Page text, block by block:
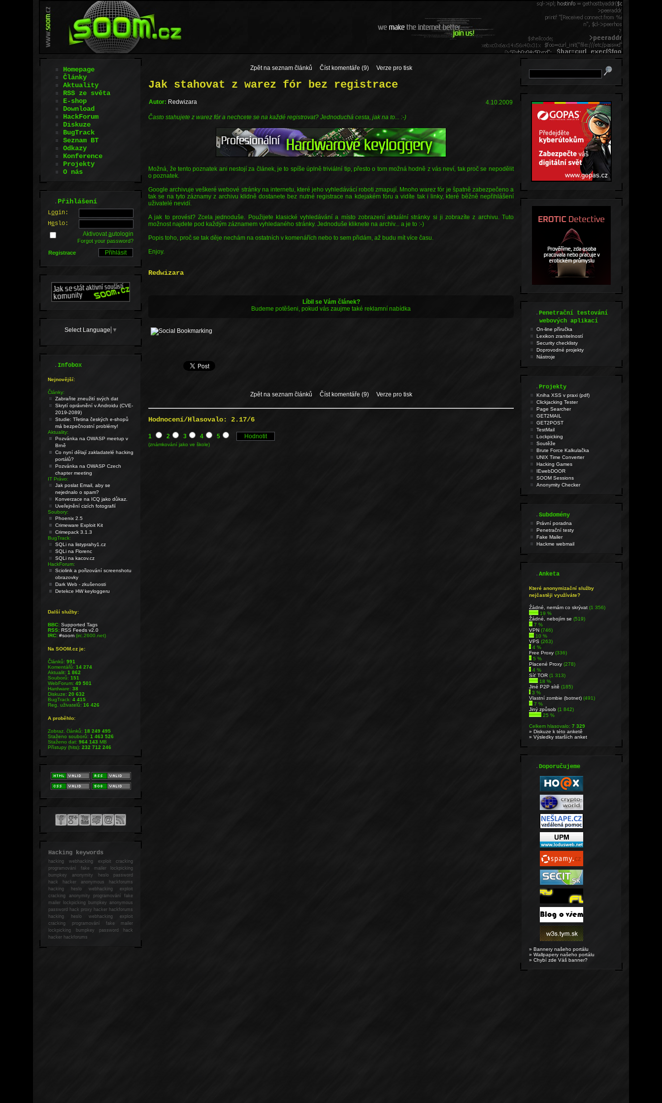
Zpět na seznam článků Číst komentáře (9) Verze pro tisk
Jak stahovat z warez fór bez registrace
Autor: Redwizara 4.10.2009
Často stahujete z warez fór a nechcete se na každé registrovat? Jednoduchá cesta, jak na to... :-)
Možná, že tento poznatek ani nestojí za článek, je to spíše úplně triviální tip, přesto o tom možná hodně z vás neví, tak proč se nepodělit
o poznatek.
Google archivuje veškeré webové stránky na internetu, které jeho vyhledávácí roboti zmapují. Mnoho warez fór je špatně zabezpečeno a
tak se na tyto záznamy z archivu klidně dostanete bez nutné registrace na kdejakém fóru a vidíte tak i linky, které běžně nepřihlášení
uživatelé nevidí.
A jak to provést? Zcela jednoduše. Použijete klasické vyhledávání a místo zobrazení aktuální stránky si ji zobrazíte z archivu. Tuto
možnost najdete pod každým záznamem vyhledaného stránky. Jednoduše kliknete na archiv... a je to :-)
Popis toho, proč se tak děje nechám na ostatních v komenářích nebo to sem přidám, až budu mít více času.
Enjoy.
Redwizara
Líbil se Vám článek?
Budeme potěšeni, pokud vás zaujme také reklamní nabídka
Zpět na seznam článků Číst komentáře (9) Verze pro tisk
Hodnocení/Hlasovalo: 2.17/6
1 2 3 4 5
(známkování jako ve škole)
Homepage
Články
Aktuality
RSS ze světa
E-shop
Download
HackForum
Diskuze
BugTrack
Seznam BT
Odkazy
Konference
Projekty
O nás
.Přihlášení
Login:
Heslo:
Aktivovatautologin
Forgot your password?
Registrace
Select Language ▼
.Infobox
Nejnovější:
Články:
Zabraňte zneužití svých dat
Skrytí oprávnění v Androidu (CVE-
2019-2089)
Studie: Třetina českých e-shopů
má bezpečnostní problémy!
Aktuality:
Pozvánka na OWASP meetup v
Brně
Co nyní dělají zakladatelé hacking
portálů?
Pozvánka na OWASP Czech
chapter meeting
IT Právo:
Jak poslat Email, aby se
nejednalo o spam?
Konverzace na ICQ jako důkaz.
Uveřejnění cizích fotografií
Soubory:
Phoenix 2.5
Crimeware Exploit Kit
Crimepack 3.1.3
BugTrack:
SQLi na listyprahy1.cz
SQLi na Florenc
SQLi na kacov.cz
HackForum:
Sciolink a pořizování screenshotu
obrazovky
Dark Web - zkušenosti
Detekce HW keyloggeru
Další služby:
BBC: Supported Tags
RSS: RSS Feeds v2.0
IRC: #soom(irc.2600.net)
Na SOOM.cz je:
Článků:991
Komentářů:14 274
Aktualit:1 862
Souborů:151
WebForum:49 501
Hardware:38
Diskuze:20 632
BugTrack:4 415
Reg. uživatelů:16 426
A proběhlo:
Zobraz. článků:18 249 495
Staženo souborů:1 463 526
Staženo dat:964 143MB
Přístupy (hits):232 712 246
Hacking keywords
hackingwebhacking exploit cracking
programování fake mailer lockpicking
bumpkey anonymity heslo password
hackhacker anonymous hackforums
hackingheslo webhacking exploit
cracking anonymity programování fake
mailer lockpicking bumpkey anonymous
password hack proxy hacker hackforums
hacking heslo webhacking exploit
cracking programování fake mailer
lockpicking bumpkey password hack
hackerhackforums
.Penetrační testování
webových aplikací
On-line příručka
Lexikon zranitelností
Security checklisty
Doprovodné projekty
Nástroje
.Projekty
Kniha XSS v praxi (pdf)
Clickjacking Tester
Page Searcher
GET2MAIL
GET2POST
TestMail
Lockpicking
Soutěže
Brute Force Kalkulačka
UNIX Time Converter
Hacking Games
IEwebDOOR
SOOM Sessions
Anonymity Checker
.Subdomény
Právní poradna
Penetrační testy
Fake Mailer
Hackme webmail
.Anketa
Které anonymizační služby
nejčastěji využíváte?
Źádné, nemám co skrývat(1 356)
19 %
Žádné, nebojím se(519)
7 %
VPN(746)
10 %
VPS(263)
4 %
Free Proxy(336)
5 %
Placené Proxy(278)
4 %
Síť TOR(1 313)
18 %
Jiné P2P sítě(185)
3 %
Vlastní zombie (botnet)(491)
7 %
Jiný způsob(1 842)
25 %
Celkem hlasovalo:7 329
» Diskuze k této anketě
» Výsledky starších anket
.Doporučujeme
» Bannery našeho portálu
» Wallpapery našeho portálu
» Chybí zde Váš banner?